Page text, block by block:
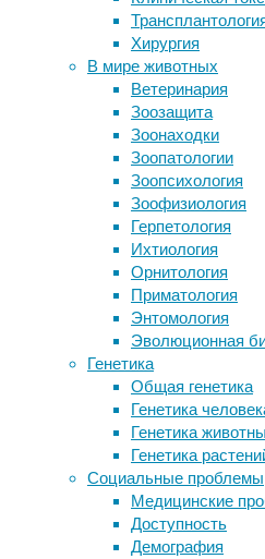
Хирургия
В мире животных
Ветеринария
Зоозащита
Зоонаходки
Зоопатологии
Зоопсихология
Зоофизиология
Герпетология
Ихтиология
Орнитология
Приматология
Энтомология
Эволюционная
Генетика
Общая генетика
Генетика
Генетика
Генетика
Социальные проблемы
Медицинские
Доступность
Демография
этология
Зоологи
Великобритании
обнаружили,
шмели
могут
решить
сложную
головоломку,
только
если
какое-
то
время
понаблюдают
как
головоломку
решают
Страдали ли
шизофрении?
Наездники заставили
плести для себя
Курение в России и в
нас хочет спасти
«Телеманьяки» не
здорового питания
Следите за